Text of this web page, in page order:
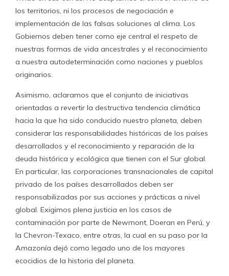
los territorios, ni los procesos de negociación e
implementación de las falsas soluciones al clima. Los
Gobiernos deben tener como eje central el respeto de
nuestras formas de vida ancestrales y el reconocimiento
a nuestra autodeterminación como naciones y pueblos
originarios.
Asimismo, aclaramos que el conjunto de iniciativas
orientadas a revertir la destructiva tendencia climática
hacia la que ha sido conducido nuestro planeta, deben
considerar las responsabilidades históricas de los países
desarrollados y el reconocimiento y reparación de la
deuda histórica y ecológica que tienen con el Sur global.
En particular, las corporaciones transnacionales de capital
privado de los países desarrollados deben ser
responsabilizadas por sus acciones y prácticas a nivel
global. Exigimos plena justicia en los casos de
contaminación por parte de Newmont, Doeran en Perú, y
la Chevron-Texaco, entre otras, la cual en su paso por la
Amazonía dejó como legado uno de los mayores
ecocidios de la historia del planeta.